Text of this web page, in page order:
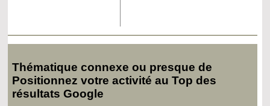
Thématique connexe ou presque de
Positionnez votre activité au Top des
résultats Google